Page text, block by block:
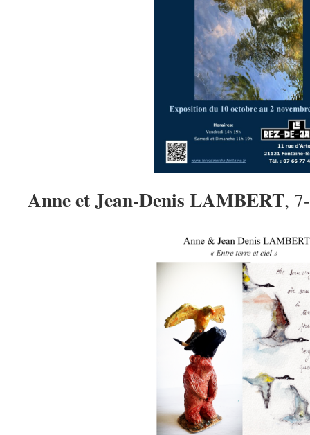
Anne et Jean-Denis LAMBERT,